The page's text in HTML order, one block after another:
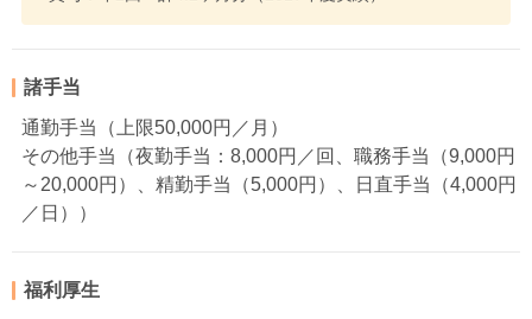
諸手当
通勤手当（上限50,000円／月）
その他手当（夜勤手当：8,000円／回、職務手当（9,000円
～20,000円）、精勤手当（5,000円）、日直手当（4,000円
／日））
福利厚生